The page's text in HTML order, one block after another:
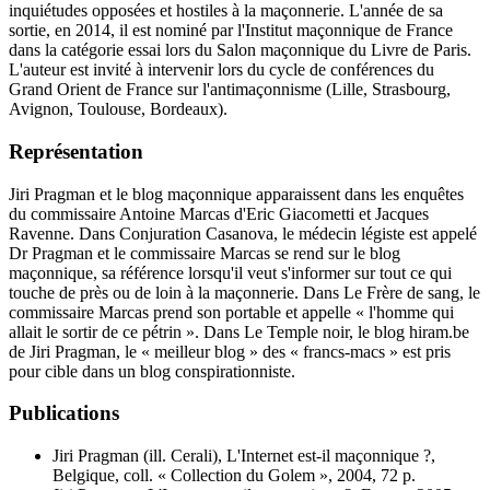
inquiétudes opposées et hostiles à la maçonnerie. L'année de sa
sortie, en 2014, il est nominé par l'Institut maçonnique de France
dans la catégorie essai lors du Salon maçonnique du Livre de Paris.
L'auteur est invité à intervenir lors du cycle de conférences du
Grand Orient de France sur l'antimaçonnisme (Lille, Strasbourg,
Avignon, Toulouse, Bordeaux).
Représentation
Jiri Pragman et le blog maçonnique apparaissent dans les enquêtes
du commissaire Antoine Marcas d'Eric Giacometti et Jacques
Ravenne. Dans Conjuration Casanova, le médecin légiste est appelé
Dr Pragman et le commissaire Marcas se rend sur le blog
maçonnique, sa référence lorsqu'il veut s'informer sur tout ce qui
touche de près ou de loin à la maçonnerie. Dans Le Frère de sang, le
commissaire Marcas prend son portable et appelle « l'homme qui
allait le sortir de ce pétrin ». Dans Le Temple noir, le blog hiram.be
de Jiri Pragman, le « meilleur blog » des « francs-macs » est pris
pour cible dans un blog conspirationniste.
Publications
Jiri Pragman (ill. Cerali), L'Internet est-il maçonnique ?,
Belgique, coll. « Collection du Golem »,‎ 2004, 72 p.